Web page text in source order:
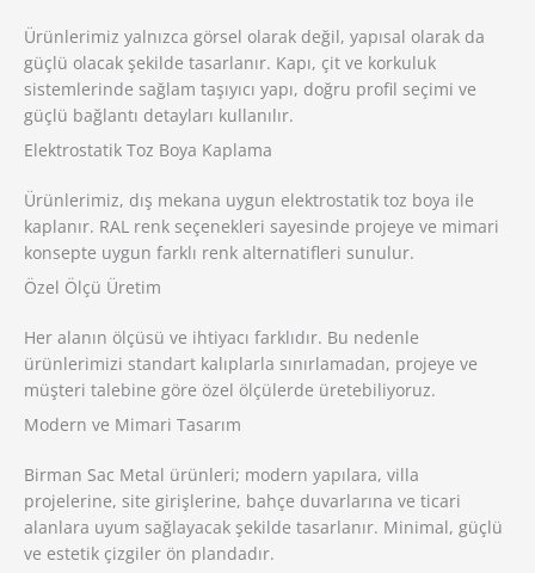
Ürünlerimiz yalnızca görsel olarak değil, yapısal olarak da
güçlü olacak şekilde tasarlanır. Kapı, çit ve korkuluk
sistemlerinde sağlam taşıyıcı yapı, doğru profil seçimi ve
güçlü bağlantı detayları kullanılır.
Elektrostatik Toz Boya Kaplama
Ürünlerimiz, dış mekana uygun elektrostatik toz boya ile
kaplanır. RAL renk seçenekleri sayesinde projeye ve mimari
konsepte uygun farklı renk alternatifleri sunulur.
Özel Ölçü Üretim
Her alanın ölçüsü ve ihtiyacı farklıdır. Bu nedenle
ürünlerimizi standart kalıplarla sınırlamadan, projeye ve
müşteri talebine göre özel ölçülerde üretebiliyoruz.
Modern ve Mimari Tasarım
Birman Sac Metal ürünleri; modern yapılara, villa
projelerine, site girişlerine, bahçe duvarlarına ve ticari
alanlara uyum sağlayacak şekilde tasarlanır. Minimal, güçlü
ve estetik çizgiler ön plandadır.